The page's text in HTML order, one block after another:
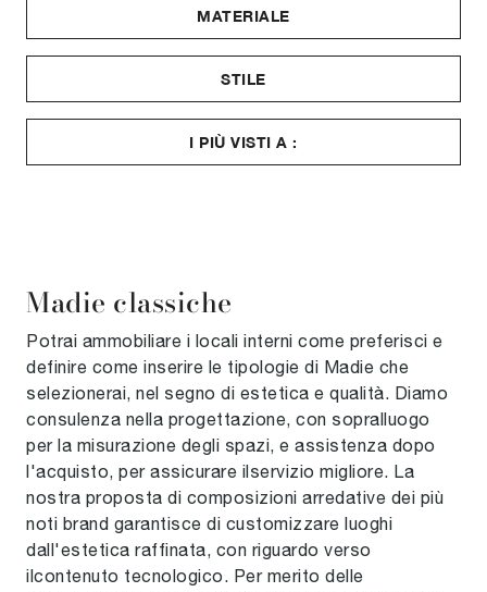
MATERIALE
STILE
I PIÙ VISTI A :
Madie classiche
Potrai ammobiliare i locali interni come preferisci e
definire come inserire le tipologie di Madie che
selezionerai, nel segno di estetica e qualità. Diamo
consulenza nella progettazione, con sopralluogo
per la misurazione degli spazi, e assistenza dopo
l'acquisto, per assicurare ilservizio migliore. La
nostra proposta di composizioni arredative dei più
noti brand garantisce di customizzare luoghi
dall'estetica raffinata, con riguardo verso
ilcontenuto tecnologico. Per merito delle